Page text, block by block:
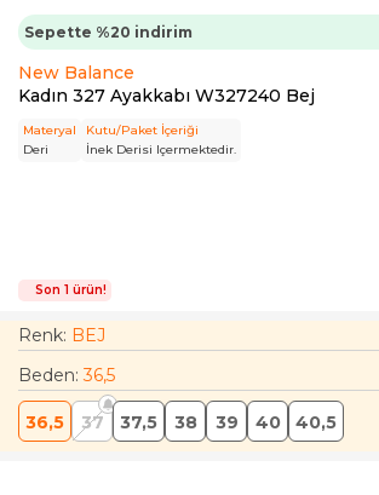
Sepette %20 indirim
New Balance
Kadın 327 Ayakkabı W327240 Bej
Materyal
Deri
Kutu/Paket İçeriği
İnek Derisi Içermektedir.
Son 1 ürün!
Renk: BEJ
Beden:36,5
36,5 37 37,5 38 39 40 40,5